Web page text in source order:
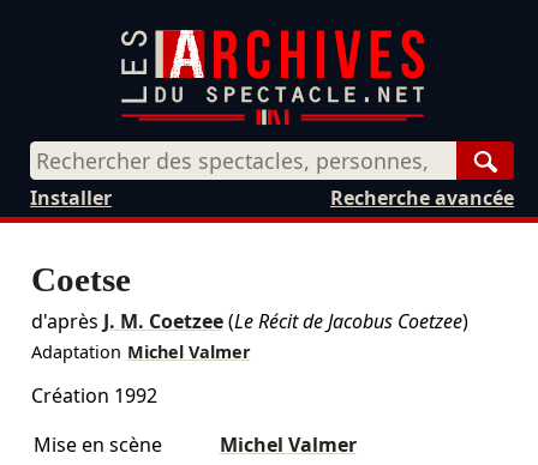
Recherche avancée
Installer
Coetse
d'après J. M. Coetzee(Le Récit de Jacobus Coetzee)
Adaptation Michel Valmer
Création 1992
Mise en scène
Michel Valmer